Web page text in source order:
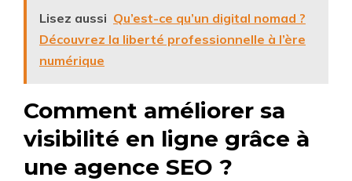
Lisez aussi Qu’est-ce qu’un digital nomad ?
Découvrez la liberté professionnelle à l’ère
numérique
Comment améliorer sa
visibilité en ligne grâce à
une agence SEO ?